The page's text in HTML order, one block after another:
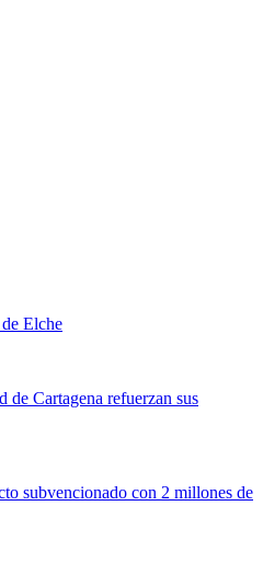
Elche
Cartagena refuerzan sus
subvencionado con 2 millones de